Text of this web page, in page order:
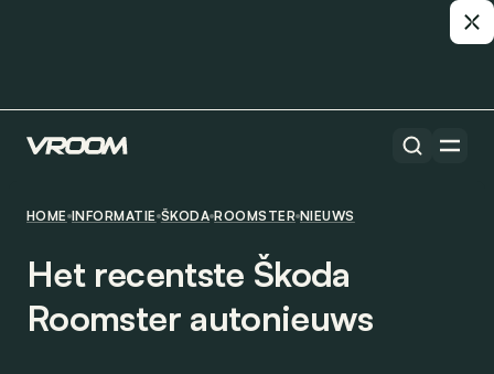
HOME INFORMATIE ŠKODA ROOMSTER NIEUWS
Het recentste Škoda
Roomster autonieuws